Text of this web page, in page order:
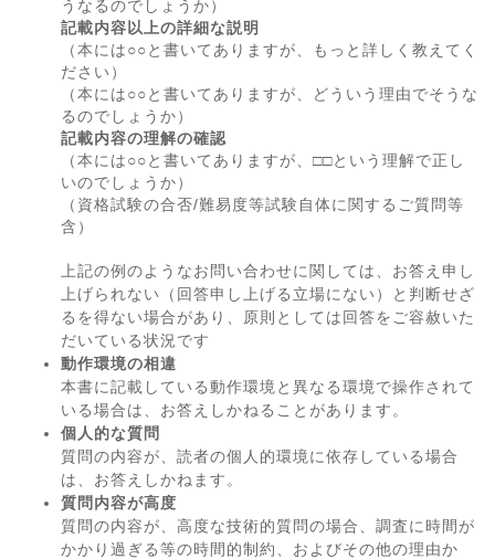
うなるのでしょうか）
記載内容以上の詳細な説明
（本には○○と書いてありますが、もっと詳しく教えてく
ださい）
（本には○○と書いてありますが、どういう理由でそうな
るのでしょうか）
記載内容の理解の確認
（本には○○と書いてありますが、□□という理解で正し
いのでしょうか）
（資格試験の合否/難易度等試験自体に関するご質問等
含）
上記の例のようなお問い合わせに関しては、お答え申し
上げられない（回答申し上げる立場にない）と判断せざ
るを得ない場合があり、原則としては回答をご容赦いた
だいている状況です
動作環境の相違
本書に記載している動作環境と異なる環境で操作されて
いる場合は、お答えしかねることがあります。
個人的な質問
質問の内容が、読者の個人的環境に依存している場合
は、お答えしかねます。
質問内容が高度
質問の内容が、高度な技術的質問の場合、調査に時間が
かかり過ぎる等の時間的制約、およびその他の理由か